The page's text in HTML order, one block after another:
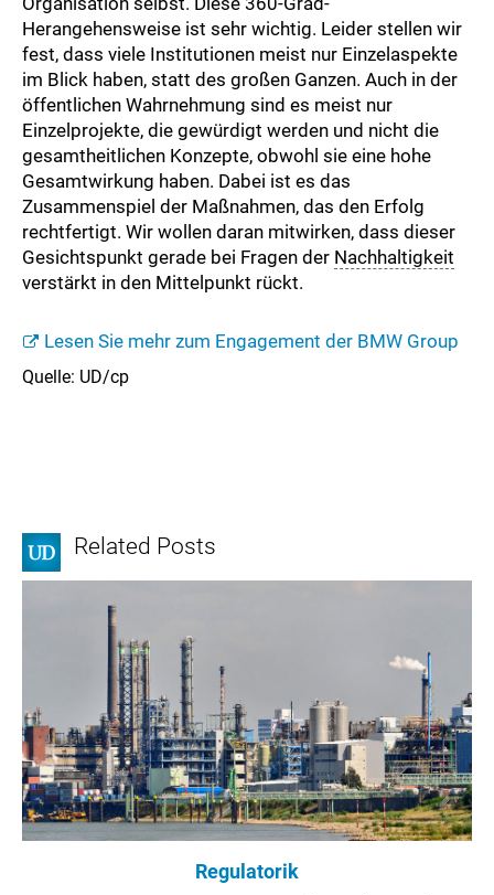
Herangehensweise ist sehr wichtig. Leider stellen wir
fest, dass viele Institutionen meist nur Einzelaspekte
im Blick haben, statt des großen Ganzen. Auch in der
öffentlichen Wahrnehmung sind es meist nur
Einzelprojekte, die gewürdigt werden und nicht die
gesamtheitlichen Konzepte, obwohl sie eine hohe
Gesamtwirkung haben. Dabei ist es das
Zusammenspiel der Maßnahmen, das den Erfolg
rechtfertigt. Wir wollen daran mitwirken, dass dieser
Gesichtspunkt gerade bei Fragen der Nachhaltigkeit
verstärkt in den Mittelpunkt rückt.
Lesen Sie mehr zum Engagement der BMW Group
Quelle: UD/cp
Related Posts
Regulatorik